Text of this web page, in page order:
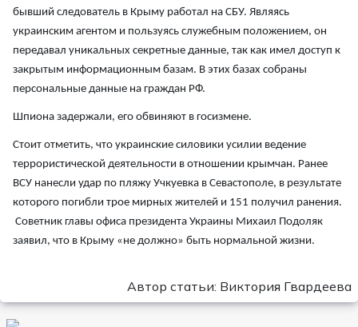
бывший следователь в Крыму работал на СБУ. Являясь
украинским агентом и пользуясь служебным положением, он
передавал уникальных секретные данные, так как имел доступ к
закрытым информационным базам. В этих базах собраны
персональные данные на граждан РФ.
Шпиона задержали, его обвиняют в госизмене.
Стоит отметить, что украинские силовики усилии ведение
террористической деятельности в отношении крымчан. Ранее
ВСУ нанесли удар по пляжу Учкуевка в Севастополе, в результате
которого погибли трое мирных жителей и 151 получил ранения.
Советник главы офиса президента Украины Михаил Подоляк
заявил, что в Крыму «не должно» быть нормальной жизни.
Автор статьи: Виктория Гвардеева